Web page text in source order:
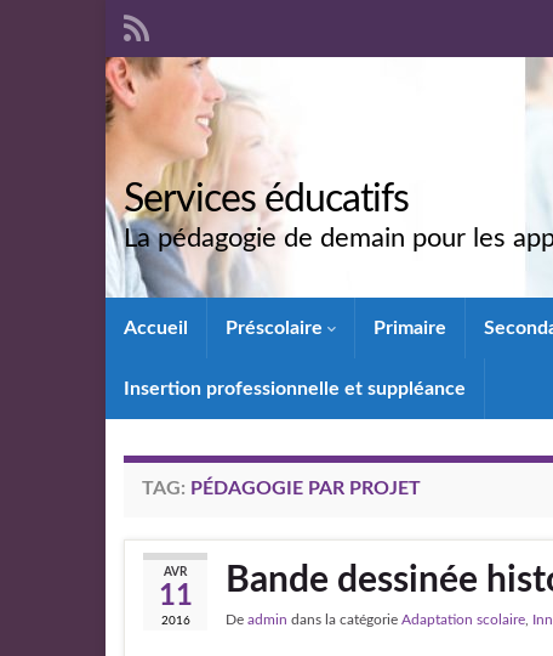
Services éducatifs
La pédagogie de demain pour les
Accueil Préscolaire Primaire
Insertion professionnelle et suppléance
TAG: PÉDAGOGIE PAR PROJET
AVR
11
2016
Bande dessinée
De admin dans la catégorie Adaptation scolaire